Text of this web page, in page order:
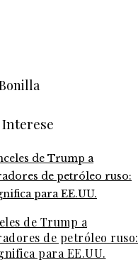
de Trump a
de petróleo ruso:
para EE.UU.